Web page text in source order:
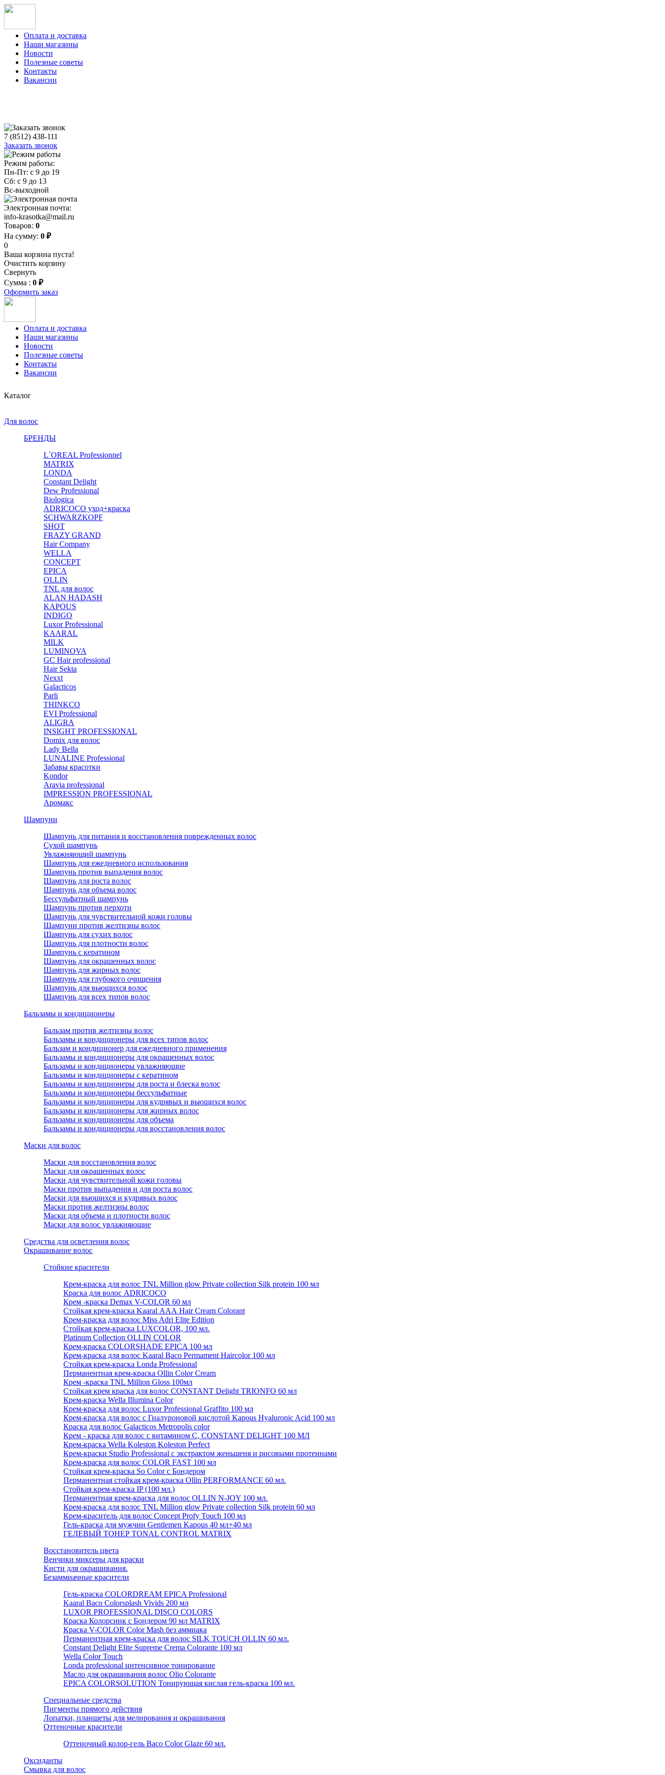
Оплата и доставка
Наши магазины
Новости
Полезные советы
Контакты
Вакансии
7 (8512) 438-111
Заказать звонок
Режим работы:
Пн-Пт: с 9 до 19
Сб: с 9 до 13
Вс-выходной
Электронная почта:
info-krasotka@mail.ru
Товаров: 0
На сумму: 0 ₽
0
Ваша корзина пуста!
Очистить корзину
Свернуть
Сумма : 0 ₽
Оформить заказ
Оплата и доставка
Наши магазины
Новости
Полезные советы
Контакты
Вакансии
Каталог
Для волос
БРЕНДЫ
L`OREAL Professionnel
MATRIX
LONDA
Constant Delight
Dew Professional
Biologica
ADRICOCO уход+краска
SCHWARZKOPF
SHOT
FRAZY GRAND
Hair Company
WELLA
CONCEPT
EPICA
OLLIN
TNL для волос
ALAN HADASH
KAPOUS
INDIGO
Luxor Professional
KAARAL
MILK
LUMINOVA
GC Hair professional
Hair Sekta
Nexxt
Galacticos
Parli
THINKCO
EVI Professional
ALIGRA
INSIGHT PROFESSIONAL
Domix для волос
Lady Bella
LUNALINE Professional
Забавы красотки
Kondor
Aravia professional
IMPRESSION PROFESSIONAL
Аромакс
Шампуни
Шампунь для питания и восстановления поврежденных волос
Сухой шампунь
Увлажняющий шампунь
Шампунь для ежедневного использования
Шампунь против выпадения волос
Шампунь для роста волос
Шампунь для объема волос
Бессульфатный шампунь
Шампунь против перхоти
Шампунь для чувствительной кожи головы
Шампуни против желтизны волос
Шампунь для сухих волос
Шампунь для плотности волос
Шампунь с кератином
Шампунь для окрашенных волос
Шампунь для жирных волос
Шампунь для глубокого очищения
Шампунь для вьющихся волос
Шампунь для всех типов волос
Бальзамы и кондиционеры
Бальзам против желтизны волос
Бальзамы и кондиционеры для всех типов волос
Бальзам и кондиционер для ежедневного применения
Бальзамы и кондиционеры для окрашенных волос
Бальзамы и кондиционеры увлажняющие
Бальзамы и кондиционеры с кератином
Бальзамы и кондиционеры для роста и блеска волос
Бальзамы и кондиционеры бессульфатные
Бальзамы и кондиционеры для кудрявых и вьющихся волос
Бальзамы и кондиционеры для жирных волос
Бальзамы и кондиционеры для объема
Бальзамы и кондиционеры для восстановления волос
Маски для волос
Маски для восстановления волос
Маски для окрашенных волос
Маски для чувствительной кожи головы
Маски против выпадения и для роста волос
Маски для вьющихся и кудрявых волос
Маски против желтизны волос
Маски для объема и плотности волос
Маски для волос увлажняющие
Средства для осветления волос
Окрашивание волос
Стойкие красители
Крем-краска для волос TNL Million glow Private collection Silk protein 100 мл
Краска для волос ADRICOCO
Крем -краска Demax V-COLOR 60 мл
Стойкая крем-краска Kaaral ААА Hair Cream Colorant
Крем-краска для волос Miss Adri Elite Edition
Стойкая крем-краска LUXCOLOR, 100 мл.
Platinum Collection OLLIN COLOR
Крем-краска COLORSHADE EPICA 100 мл
Крем-краска для волос Kaaral Baco Permament Haircolor 100 мл
Стойкая крем-краска Londa Professional
Перманентная крем-краска Ollin Color Cream
Крем -краска TNL Million Gloss 100мл
Стойкая крем краска для волос CONSTANT Delight TRIONFO 60 мл
Крем-краска Wella Illumina Color
Крем-краска для волос Luxor Professional Graffito 100 мл
Крем-краска для волос с Гиалуроновой кислотой Kapous Hyaluronic Acid 100 мл
Краска для волос Galacticos Metropolis color
Крем - краска для волос с витамином С, CONSTANT DELIGHT 100 МЛ
Крем-краска Wella Koleston Koleston Perfect
Крем-краски Studio Professional с экстрактом женьшеня и рисовыми протеинами
Крем-краска для волос COLOR FAST 100 мл
Стойкая крем-краска So Color с Бондером
Перманентная стойкая крем-краска Ollin PERFORMANCE 60 мл.
Стойкая крем-краска IP (100 мл.)
Перманентная крем-краска для волос OLLIN N-JOY 100 мл.
Крем-краска для волос TNL Million glow Private collection Silk protein 60 мл
Крем-краситель для волос Concept Profy Touch 100 мл
Гель-краска для мужчин Gentlemen Kapous 40 мл+40 мл
ГЕЛЕВЫЙ ТОНЕР TONAL CONTROL MATRIX
Восстановитель цвета
Венчики миксеры для краски
Кисти для окрашивания.
Безаммиачные красители
Гель-краска COLORDREAM EPICA Professional
Kaaral Baco Colorsplash Vivids 200 мл
LUXOR PROFESSIONAL DISCO COLORS
Краска Колорсинк с Бондером 90 мл MATRIX
Краска V-COLOR Color Mash без аммиака
Перманентная крем-краска для волос SILK TOUCH OLLIN 60 мл.
Constant Delight Elite Supreme Crema Colorante 100 мл
Wella Color Touch
Londa professional интенсивное тонирование
Масло для окрашивания волос Olio Colorante
EPICA COLORSOLUTION Тонирующая кислая гель-краска 100 мл.
Специальные средства
Пигменты прямого действия
Лопатки, планшеты для мелирования и окрашивания
Оттеночные красители
Оттеночный колор-гель Baco Color Glaze 60 мл.
Оксиданты
Смывка для волос